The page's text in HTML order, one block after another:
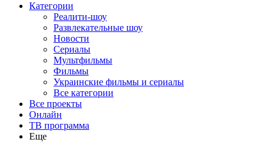
Категории
Реалити-шоу
Развлекательные шоу
Новости
Сериалы
Мультфильмы
Фильмы
Украинские фильмы и сериалы
Все категории
Все проекты
Онлайн
ТВ программа
Еще